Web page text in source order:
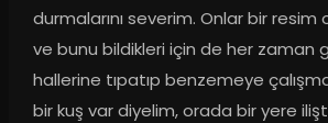
durmalarını severim. Onlar bir resim
ve bunu bildikleri için de her zaman
hallerine tıpatıp benzemeye
bir kuş var diyelim, orada bir yere